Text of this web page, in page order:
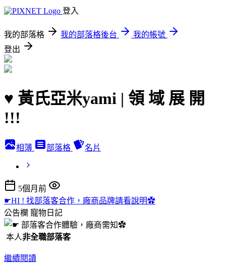
登入
我的部落格 我的部落格後台
我的帳號
登出
♥ 黃氏亞米yami | 領 域 展 開
!!!
相簿 部落格 名片
5個月前
☛HI ! 找部落客合作，廠商品牌請看說明✿
公告欄 寵物日記
本人非全職部落客
繼續閱讀